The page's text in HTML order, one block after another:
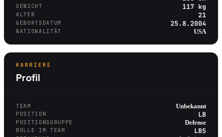
GEWICHT 117 kg
ALTER 21
GEBURTSDATUM 25.8.2004
NATIONALITÄT USA
KARRIERE
Profil
TEAM Unbekannt
POSITION LB
POSITIONSGRUPPE Defense
ROLLE IM TEAM LB5